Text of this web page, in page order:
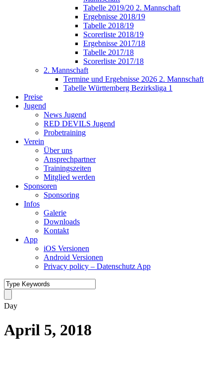
Tabelle 2019/20 2. Mannschaft
Ergebnisse 2018/19
Tabelle 2018/19
Scorerliste 2018/19
Ergebnisse 2017/18
Tabelle 2017/18
Scorerliste 2017/18
2. Mannschaft
Termine und Ergebnisse 2026 2. Mannschaft
Tabelle Württemberg Bezirksliga 1
Preise
Jugend
News Jugend
RED DEVILS Jugend
Probetraining
Verein
Über uns
Ansprechpartner
Trainingszeiten
Mitglied werden
Sponsoren
Sponsoring
Infos
Galerie
Downloads
Kontakt
App
iOS Versionen
Android Versionen
Privacy policy – Datenschutz App
Day
April 5, 2018